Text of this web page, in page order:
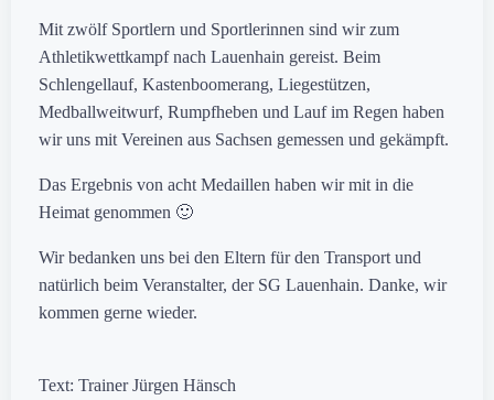
Mit zwölf Sportlern und Sportlerinnen sind wir zum
Athletikwettkampf nach Lauenhain gereist. Beim
Schlengellauf, Kastenboomerang, Liegestützen,
Medballweitwurf, Rumpfheben und Lauf im Regen haben
wir uns mit Vereinen aus Sachsen gemessen und gekämpft.
Das Ergebnis von acht Medaillen haben wir mit in die
Heimat genommen 🙂
Wir bedanken uns bei den Eltern für den Transport und
natürlich beim Veranstalter, der SG Lauenhain. Danke, wir
kommen gerne wieder.
Text: Trainer Jürgen Hänsch